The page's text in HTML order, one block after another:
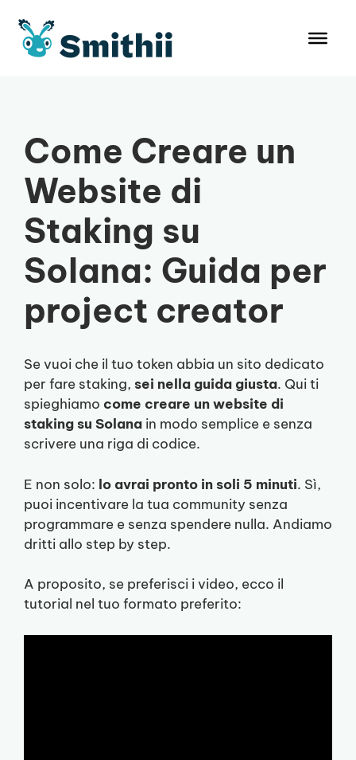
contenuto
Come Creare un
Website di
Staking su
Solana: Guida per
project creator
Se vuoi che il tuo token abbia un sito dedicato
per fare staking, sei nella guida giusta. Qui ti
spieghiamo come creare un website di
staking su Solana in modo semplice e senza
scrivere una riga di codice.
E non solo: lo avrai pronto in soli 5 minuti. Sì,
puoi incentivare la tua community senza
programmare e senza spendere nulla. Andiamo
dritti allo step by step.
A proposito, se preferisci i video, ecco il
tutorial nel tuo formato preferito: